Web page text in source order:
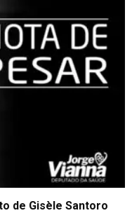
de Gisèle Santoro